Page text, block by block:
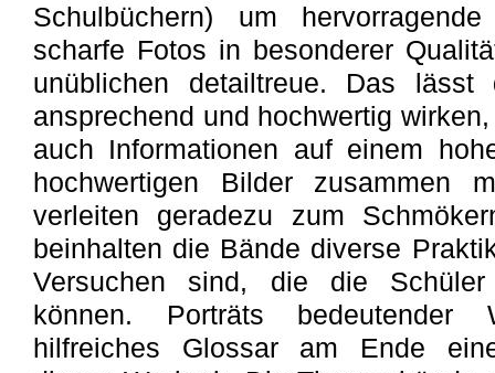
Schulbüchern) um
scharfe Fotos in besonderer
unüblichen detailtreue. Das
ansprechend und hochwertig
auch Informationen auf einem
hochwertigen Bilder zusammen
verleiten geradezu zum
beinhalten die Bände diverse
Versuchen sind, die die Schüler
können. Porträts bedeutender
hilfreiches Glossar am Ende